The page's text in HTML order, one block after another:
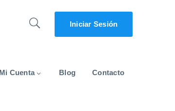
Iniciar Sesión
Mi Cuenta Blog Contacto